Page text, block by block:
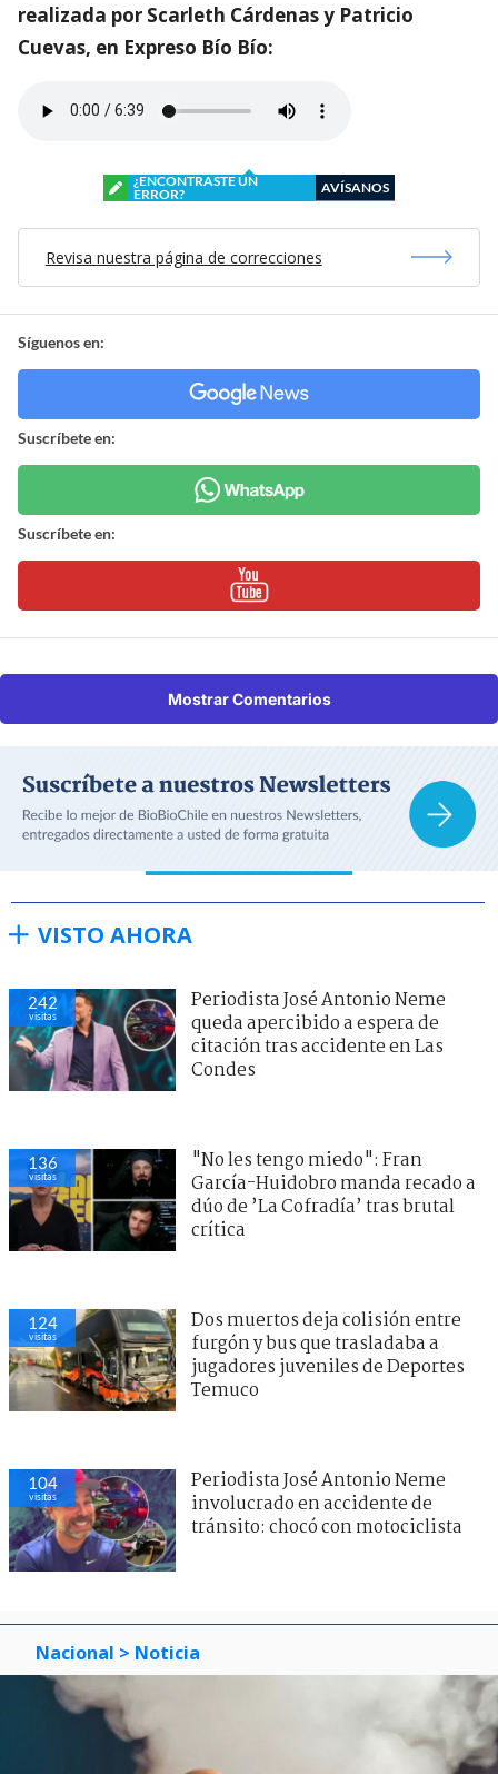
realizada por Scarleth Cárdenas y Patricio
Cuevas, en Expreso Bío Bío:
¿ENCONTRASTE UN
ERROR?
AVÍSANOS
Revisa nuestra página de correcciones
Síguenos en:
Suscríbete en:
Suscríbete en:
Mostrar Comentarios
VISTO AHORA
242
visitas
Periodista José Antonio Neme
queda apercibido a espera de
citación tras accidente en Las
Condes
136
visitas
"No les tengo miedo": Fran
García-Huidobro manda recado a
dúo de ’La Cofradía’ tras brutal
crítica
124
visitas
Dos muertos deja colisión entre
furgón y bus que trasladaba a
jugadores juveniles de Deportes
Temuco
104
visitas
Periodista José Antonio Neme
involucrado en accidente de
tránsito: chocó con motociclista
Nacional > Noticia